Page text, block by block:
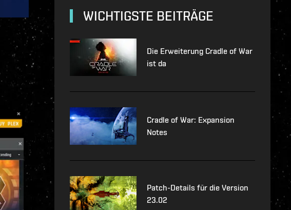
WICHTIGSTE BEITRÄGE
Die Erweiterung Cradle of War
ist da
Cradle of War: Expansion
Notes
Patch-Details für die Version
23.02